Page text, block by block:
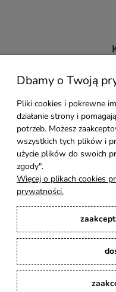
Karina Meble
: Ręcznie robione
litego
Dbamy o Twoją
Pliki cookies i pokrewne
działanie strony i
potrzeb. Możesz
wszystkich tych plików i
użycie plików do swoich
zgody".
Więcej o plikach cookies
prywatności.